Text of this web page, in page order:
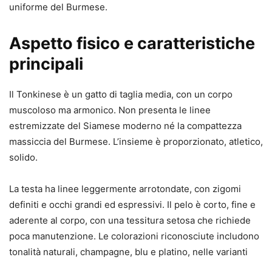
uniforme del Burmese.
Aspetto fisico e caratteristiche
principali
Il Tonkinese è un gatto di taglia media, con un corpo
muscoloso ma armonico. Non presenta le linee
estremizzate del Siamese moderno né la compattezza
massiccia del Burmese. L’insieme è proporzionato, atletico,
solido.
La testa ha linee leggermente arrotondate, con zigomi
definiti e occhi grandi ed espressivi. Il pelo è corto, fine e
aderente al corpo, con una tessitura setosa che richiede
poca manutenzione. Le colorazioni riconosciute includono
tonalità naturali, champagne, blu e platino, nelle varianti